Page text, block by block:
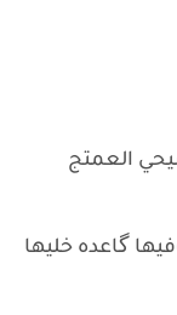
العمتج
گاعده خليها